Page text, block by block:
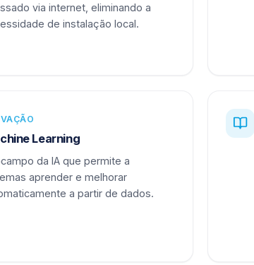
via internet, eliminando a
de instalação local.
Learning
da IA que permite a
aprender e melhorar
a partir de dados.